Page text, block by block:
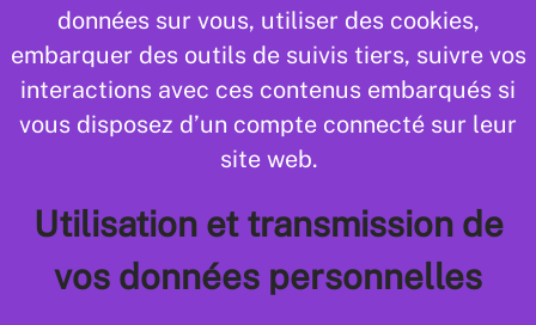
données sur vous, utiliser des cookies,
embarquer des outils de suivis tiers, suivre vos
interactions avec ces contenus embarqués si
vous disposez d’un compte connecté sur leur
site web.
Utilisation et transmission de
vos données personnelles